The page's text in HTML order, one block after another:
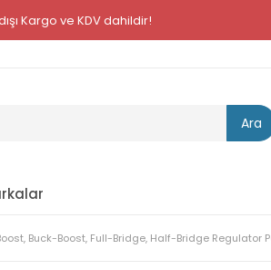
Kargo ve KDV dahildir!
Ara
Buck-Boost, Full-Bridge, Half-Bridge